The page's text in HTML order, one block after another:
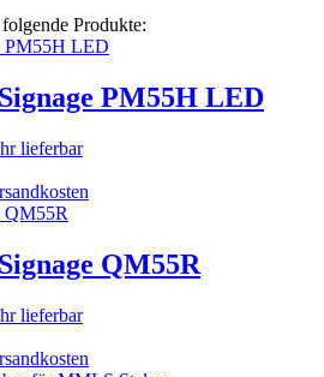
Produkte:
PM55H LED
lieferbar
QM55R
lieferbar